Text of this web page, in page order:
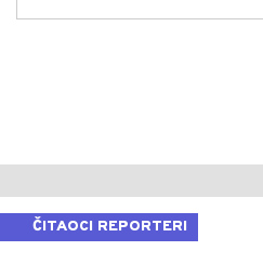
ČITAOCI REPORTERI